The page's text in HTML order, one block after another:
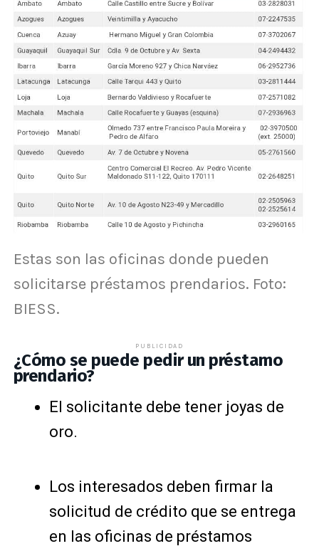
Estas son las oficinas donde pueden
solicitarse préstamos prendarios. Foto:
BIESS.
PUBLICIDAD
¿Cómo se puede pedir un préstamo
prendario?
El solicitante debe tener joyas de
oro.
Los interesados deben firmar la
solicitud de crédito que se entrega
en las oficinas de préstamos